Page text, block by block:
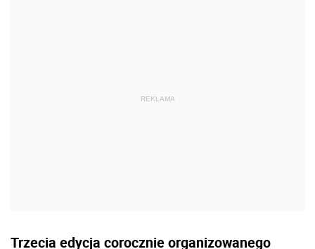
Trzecia edycja corocznie organizowanego